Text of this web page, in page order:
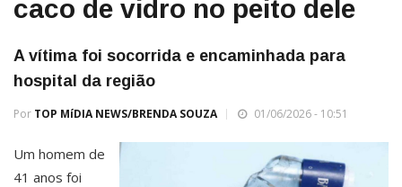
caco de vidro no peito dele
A vítima foi socorrida e encaminhada para
hospital da região
Por TOP MíDIA NEWS/BRENDA SOUZA 01/06/2026 - 10:51
Um homem de
41 anos foi